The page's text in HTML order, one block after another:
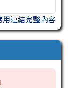
用連結完整內容